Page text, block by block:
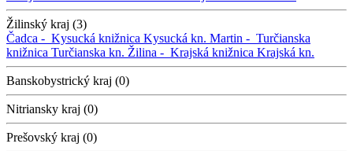
Žilinský kraj (3)
Čadca - Kysucká knižnica Kysucká kn. Martin - Turčianska
knižnica Turčianska kn. Žilina - Krajská knižnica Krajská kn.
Banskobystrický kraj (0)
Nitriansky kraj (0)
Prešovský kraj (0)